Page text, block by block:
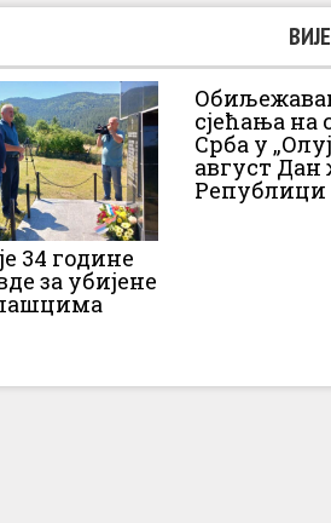
34 године
за убијене
сјећања на
Срба у
август Дан
Републици